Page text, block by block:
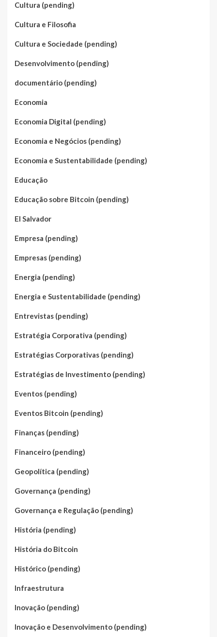
Cultura (pending)
Cultura e Filosofia
Cultura e Sociedade (pending)
Desenvolvimento (pending)
documentário (pending)
Economia
Economia Digital (pending)
Economia e Negócios (pending)
Economia e Sustentabilidade (pending)
Educação
Educação sobre Bitcoin (pending)
El Salvador
Empresa (pending)
Empresas (pending)
Energia (pending)
Energia e Sustentabilidade (pending)
Entrevistas (pending)
Estratégia Corporativa (pending)
Estratégias Corporativas (pending)
Estratégias de Investimento (pending)
Eventos (pending)
Eventos Bitcoin (pending)
Finanças (pending)
Financeiro (pending)
Geopolítica (pending)
Governança (pending)
Governança e Regulação (pending)
História (pending)
História do Bitcoin
Histórico (pending)
Infraestrutura
Inovação (pending)
Inovação e Desenvolvimento (pending)